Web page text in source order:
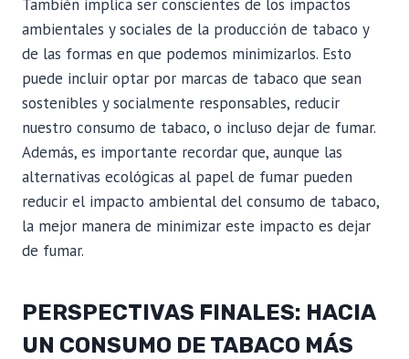
También implica ser conscientes de los impactos
ambientales y sociales de la producción de tabaco y
de las formas en que podemos minimizarlos. Esto
puede incluir optar por marcas de tabaco que sean
sostenibles y socialmente responsables, reducir
nuestro consumo de tabaco, o incluso dejar de fumar.
Además, es importante recordar que, aunque las
alternativas ecológicas al papel de fumar pueden
reducir el impacto ambiental del consumo de tabaco,
la mejor manera de minimizar este impacto es dejar
de fumar.
PERSPECTIVAS FINALES: HACIA
UN CONSUMO DE TABACO MÁS